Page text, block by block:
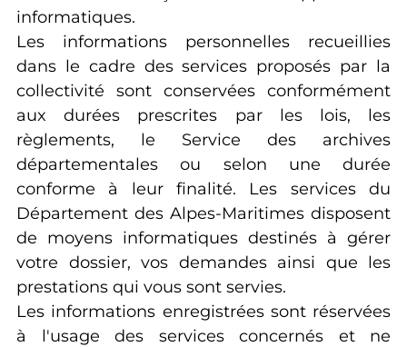
informatiques.
Les informations personnelles recueillies
dans le cadre des services proposés par la
collectivité sont conservées conformément
aux durées prescrites par les lois, les
règlements, le Service des archives
départementales ou selon une durée
conforme à leur finalité. Les services du
Département des Alpes-Maritimes disposent
de moyens informatiques destinés à gérer
votre dossier, vos demandes ainsi que les
prestations qui vous sont servies.
Les informations enregistrées sont réservées
à l'usage des services concernés et ne